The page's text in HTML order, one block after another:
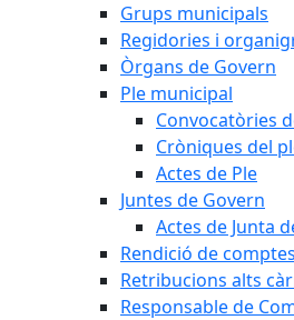
Grups municipals
Regidories i
Òrgans de Govern
Ple municipal
Convocatòries
Cròniques del
Actes de Ple
Juntes de Govern
Actes de Junta
Rendició de comptes
Retribucions alts
Responsable de